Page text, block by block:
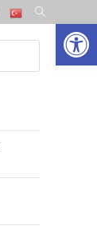
Open toolbar